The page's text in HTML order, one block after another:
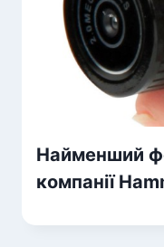
Найменший
компанії